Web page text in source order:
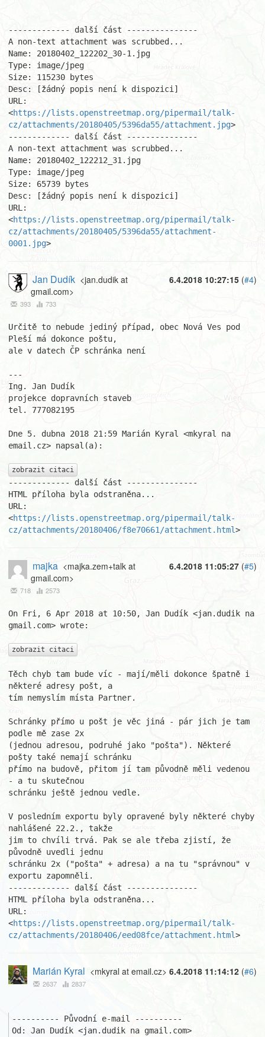
------------- další část ---------------
A non-text attachment was scrubbed...
Name: 20180402_122202_30-1.jpg
Type: image/jpeg
Size: 115230 bytes
Desc: [žádný popis není k dispozici]
URL:
<https://lists.openstreetmap.org/pipermail/talk-
cz/attachments/20180405/5396da55/attachment.jpg>
------------- další část ---------------
A non-text attachment was scrubbed...
Name: 20180402_122212_31.jpg
Type: image/jpeg
Size: 65739 bytes
Desc: [žádný popis není k dispozici]
URL:
<https://lists.openstreetmap.org/pipermail/talk-
cz/attachments/20180405/5396da55/attachment-
0001.jpg>
6.4.2018 10:27:15 (#4)
Jan Dudík <jan.dudik at
gmail.com>
393 733
Určitě to nebude jediný případ, obec Nová Ves pod
Pleší má dokonce poštu,
ale v datech ČP schránka není
---
Ing. Jan Dudík
projekce dopravních staveb
tel. 777082195
Dne 5. dubna 2018 21:59 Marián Kyral <mkyral na
email.cz> napsal(a):
zobrazit citaci
------------- další část ---------------
HTML příloha byla odstraněna...
URL:
<https://lists.openstreetmap.org/pipermail/talk-
cz/attachments/20180406/f8e70661/attachment.html>
6.4.2018 11:05:27 (#5)
majka <majka.zem+talk at
gmail.com>
718 2573
On Fri, 6 Apr 2018 at 10:50, Jan Dudík <jan.dudik na
gmail.com> wrote:
zobrazit citaci
Těch chyb tam bude víc - mají/měli dokonce špatně i
některé adresy pošt, a
tím nemyslím místa Partner.
Schránky přímo u pošt je věc jiná - pár jich je tam
podle mě zase 2x
(jednou adresou, podruhé jako "pošta"). Některé
pošty také nemají schránku
přímo na budově, přitom jí tam původně měli vedenou
- a tu skutečnou
schránku ještě jednou vedle.
V posledním exportu byly opravené byly některé chyby
nahlášené 22.2., takže
jim to chvíli trvá. Pak se ale třeba zjistí, že
původně uvedli jednu
schránku 2x ("pošta" + adresa) a na tu "správnou" v
exportu zapomněli.
------------- další část ---------------
HTML příloha byla odstraněna...
URL:
<https://lists.openstreetmap.org/pipermail/talk-
cz/attachments/20180406/eed08fce/attachment.html>
6.4.2018 11:14:12 (#6)
Marián Kyral <mkyral at email.cz>
2637 2837
---------- Původní e-mail ----------
Od: Jan Dudík <jan.dudik na gmail.com>